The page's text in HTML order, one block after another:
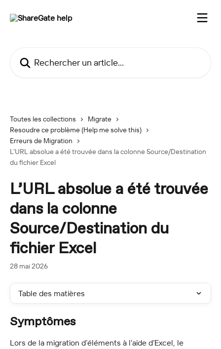
Toutes les collections
Migrate
Resoudre ce problème (Help me solve this)
Erreurs de Migration
L’URL absolue a été trouvée dans la colonne Source/Destination
du fichier Excel
L’URL absolue a été trouvée
dans la colonne
Source/Destination du
fichier Excel
28 mai 2026
Table des matières
Symptômes
Lors de la migration d’éléments à l’aide d’Excel, le